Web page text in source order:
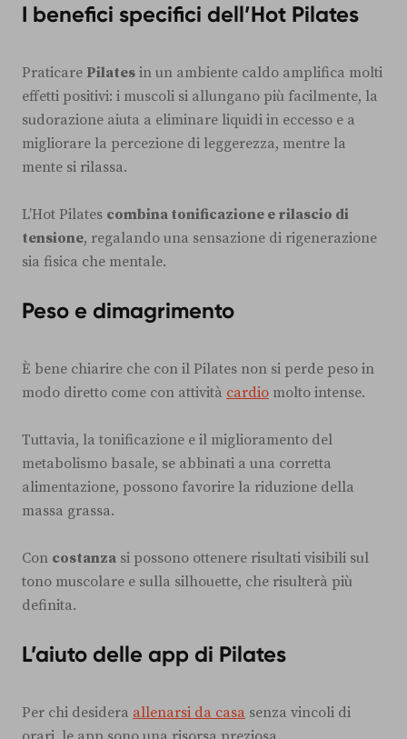
I benefici specifici dell’Hot Pilates
Praticare Pilates in un ambiente caldo amplifica molti
effetti positivi: i muscoli si allungano più facilmente, la
sudorazione aiuta a eliminare liquidi in eccesso e a
migliorare la percezione di leggerezza, mentre la
mente si rilassa.
L’Hot Pilates combina tonificazione e rilascio di
tensione, regalando una sensazione di rigenerazione
sia fisica che mentale.
Peso e dimagrimento
È bene chiarire che con il Pilates non si perde peso in
modo diretto come con attività cardio molto intense.
Tuttavia, la tonificazione e il miglioramento del
metabolismo basale, se abbinati a una corretta
alimentazione, possono favorire la riduzione della
massa grassa.
Con costanza si possono ottenere risultati visibili sul
tono muscolare e sulla silhouette, che risulterà più
definita.
L’aiuto delle app di Pilates
Per chi desidera allenarsi da casa senza vincoli di